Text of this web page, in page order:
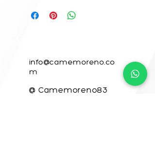
info@camemoreno.co
m
@ Camemoreno83